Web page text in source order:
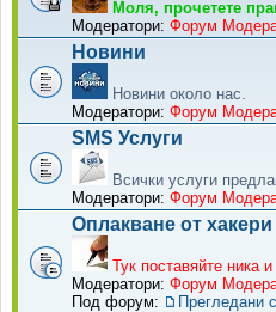
Моля, прочетете
Модератори: Форум
Новини
Новини около нас.
Модератори: Форум
SMS Услуги
Всички услуги
Модератори: Форум
Оплакване от хакери
Тук поставяйте ника
Модератори: Форум
Под форум:
Прегледани